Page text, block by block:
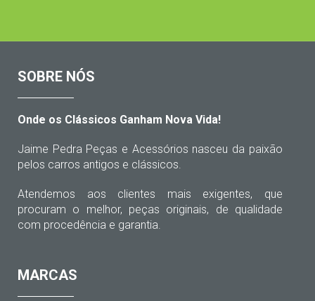
SOBRE NÓS
Onde os Clássicos Ganham Nova Vida!
Jaime Pedra Peças e Acessórios nasceu da paixão
pelos carros antigos e clássicos.
Atendemos aos clientes mais exigentes, que
procuram o melhor, peças originais, de qualidade
com procedência e garantia.
MARCAS